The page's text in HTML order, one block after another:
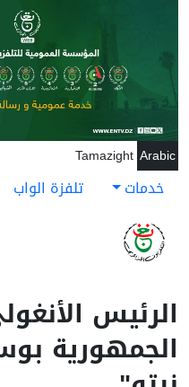
تجاوز إلى المحتوى الرئيسي
Arabic
Tamazight
خدمات تلفزة الواب
الرئيس
الجمهورية